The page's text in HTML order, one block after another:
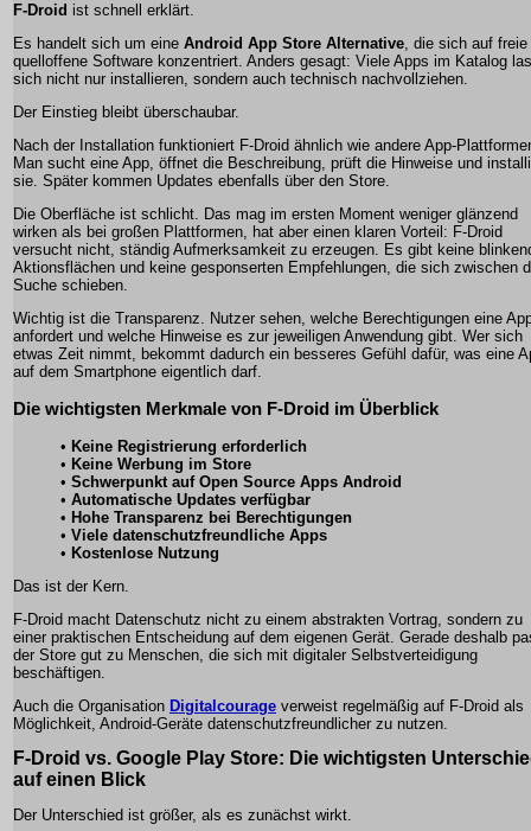
F-Droid ist schnell erklärt.
Es handelt sich um eine Android App Store Alternative, die sich auf freie
quelloffene Software konzentriert. Anders gesagt: Viele Apps im Katalog
sich nicht nur installieren, sondern auch technisch nachvollziehen.
Der Einstieg bleibt überschaubar.
Nach der Installation funktioniert F-Droid ähnlich wie andere App-
Man sucht eine App, öffnet die Beschreibung, prüft die Hinweise und
sie. Später kommen Updates ebenfalls über den Store.
Die Oberfläche ist schlicht. Das mag im ersten Moment weniger glänzend
wirken als bei großen Plattformen, hat aber einen klaren Vorteil: F-Droid
versucht nicht, ständig Aufmerksamkeit zu erzeugen. Es gibt keine
Aktionsflächen und keine gesponserten Empfehlungen, die sich zwischen
Suche schieben.
Wichtig ist die Transparenz. Nutzer sehen, welche Berechtigungen eine
anfordert und welche Hinweise es zur jeweiligen Anwendung gibt. Wer sich
etwas Zeit nimmt, bekommt dadurch ein besseres Gefühl dafür, was eine
auf dem Smartphone eigentlich darf.
Die wichtigsten Merkmale von F-Droid im Überblick
• Keine Registrierung erforderlich
• Keine Werbung im Store
• Schwerpunkt auf Open Source Apps Android
• Automatische Updates verfügbar
• Hohe Transparenz bei Berechtigungen
• Viele datenschutzfreundliche Apps
• Kostenlose Nutzung
Das ist der Kern.
F-Droid macht Datenschutz nicht zu einem abstrakten Vortrag, sondern zu
einer praktischen Entscheidung auf dem eigenen Gerät. Gerade deshalb
der Store gut zu Menschen, die sich mit digitaler Selbstverteidigung
beschäftigen.
Auch die Organisation Digitalcourage verweist regelmäßig auf F-Droid als
Möglichkeit, Android-Geräte datenschutzfreundlicher zu nutzen.
F-Droid vs. Google Play Store: Die wichtigsten
auf einen Blick
Der Unterschied ist größer, als es zunächst wirkt.